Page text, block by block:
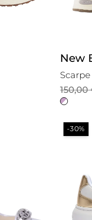
New
150,00
Il
prezzo
era:
Il
prezzo
è:-30%